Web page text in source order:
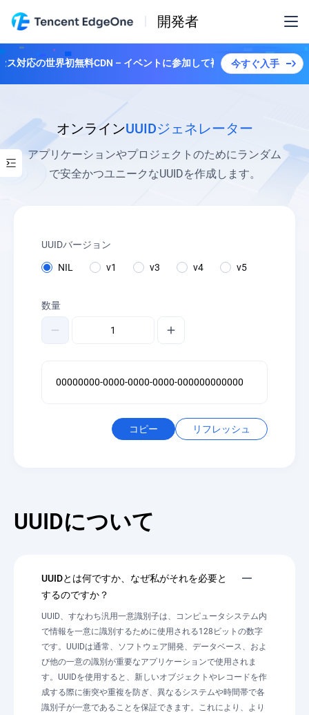
開発者
対応の世界初無料CDN – イベントに参加して複数のプランを解除し
今すぐ入手
オンラインUUIDジェネレーター
アプリケーションやプロジェクトのためにランダム
で安全かつユニークなUUIDを作成します。
UUIDバージョン
NIL v1 v3 v4 v5
数量
00000000-0000-0000-0000-000000000000
コピー リフレッシュ
UUIDについて
UUIDとは何ですか、なぜ私がそれを必要と
するのですか？
UUID、すなわち汎用一意識別子は、コンピュータシステム内
で情報を一意に識別するために使用される128ビットの数字
です。UUIDは通常、ソフトウェア開発、データベース、およ
び他の一意の識別が重要なアプリケーションで使用されま
す。UUIDを使用すると、新しいオブジェクトやレコードを作
成する際に衝突や重複を防ぎ、異なるシステムや時間帯で各
識別子が一意であることを保証できます。これにより、より